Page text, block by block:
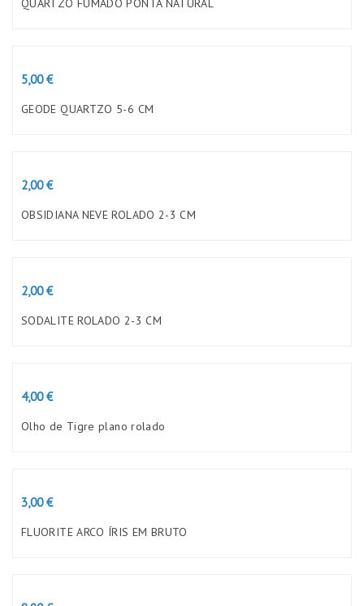
Preço
5,00 €
GEODE QUARTZO 5-6 CM
Preço
2,00 €
OBSIDIANA NEVE ROLADO 2-3 CM
Preço
2,00 €
SODALITE ROLADO 2-3 CM
Preço
4,00 €
Olho de Tigre plano rolado
Preço
3,00 €
FLUORITE ARCO ÍRIS EM BRUTO